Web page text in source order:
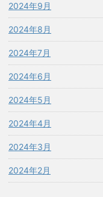
2024年9月
2024年8月
2024年7月
2024年6月
2024年5月
2024年4月
2024年3月
2024年2月